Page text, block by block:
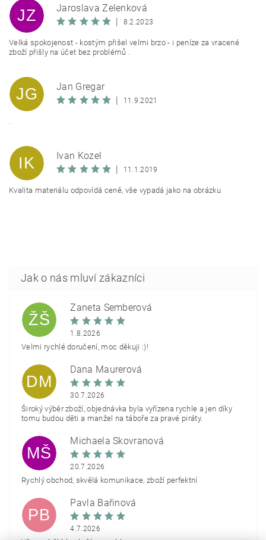
JZ
Jaroslava Zelenková
8.2.2023
Velká spokojenost - kostým přišel velmi brzo - i peníze za vracené
zboží přišly na účet bez problémů .
JG
Jan Gregar
11.9.2021
.
IK
Ivan Kozel
11.1.2019
Kvalita materiálu odpovídá ceně, vše vypadá jako na obrázku
ŽŠ
Žaneta Šemberová
1.8.2026
Velmi rychlé doručení, moc děkuji :)!
DM
Dana Maurerová
30.7.2026
Široký výběr zboží, objednávka byla vyřízena rychle a jen díky
tomu budou děti a manžel na táboře za pravé piráty.
MŠ
Michaela Škovranová
20.7.2026
Rychlý obchod, skvělá komunikace, zboží perfektní
PB
Pavla Bařinová
4.7.2026